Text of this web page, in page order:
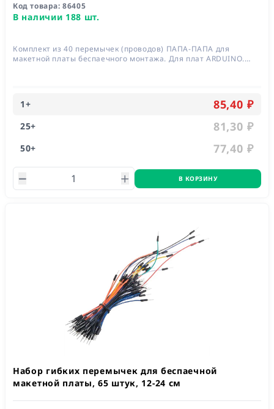
Код товара:86405
В наличии 188 шт.
Комплект из 40 перемычек (проводов) ПАПА-ПАПА для
макетной платы беспаечного монтажа. Для плат ARDUINO.
1+ 85,40 ₽
25+ 81,30 ₽
50+ 77,40 ₽
В КОРЗИНУ
Набор гибких перемычек для беспаечной
макетной платы, 65 штук, 12-24 см